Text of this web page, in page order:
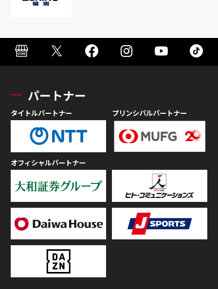
パートナー
タイトルパートナー プリンシパルパートナー
オフィシャルパートナー